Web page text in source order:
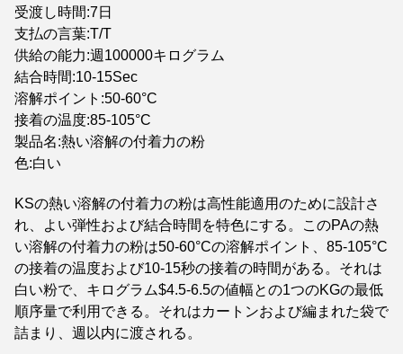
受渡し時間:7日
支払の言葉:T/T
供給の能力:週100000キログラム
結合時間:10-15Sec
溶解ポイント:50-60°C
接着の温度:85-105°C
製品名:熱い溶解の付着力の粉
色:白い
KSの熱い溶解の付着力の粉は高性能適用のために設計さ
れ、よい弾性および結合時間を特色にする。このPAの熱
い溶解の付着力の粉は50-60°Cの溶解ポイント、85-105°C
の接着の温度および10-15秒の接着の時間がある。それは
白い粉で、キログラム$4.5-6.5の値幅との1つのKGの最低
順序量で利用できる。それはカートンおよび編まれた袋で
詰まり、週以内に渡される。